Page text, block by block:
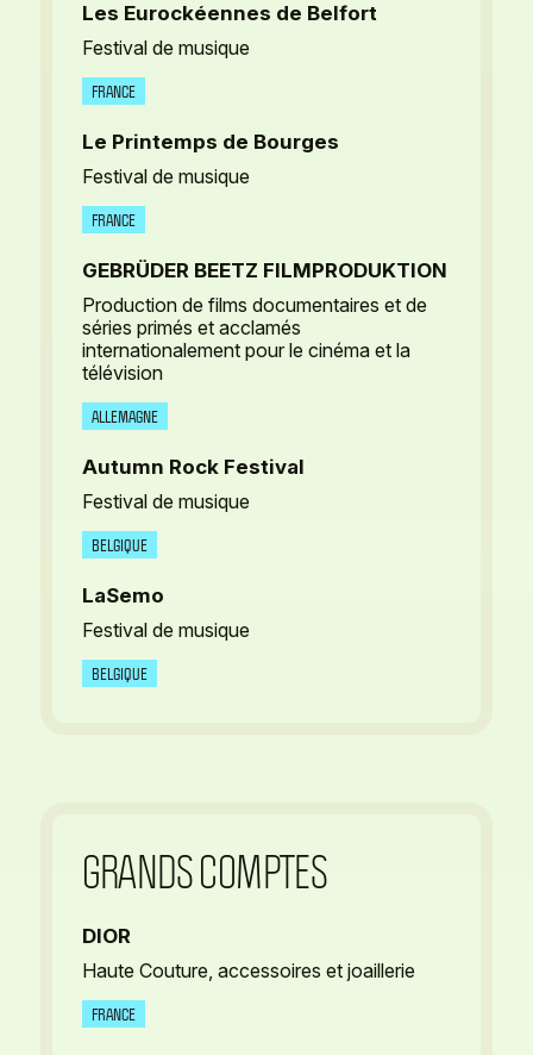
Les Eurockéennes de Belfort
Festival de musique
FRANCE
Le Printemps de Bourges
Festival de musique
FRANCE
GEBRÜDER BEETZ FILMPRODUKTION
Production de films documentaires et de
séries primés et acclamés
internationalement pour le cinéma et la
télévision
ALLEMAGNE
Autumn Rock Festival
Festival de musique
BELGIQUE
LaSemo
Festival de musique
BELGIQUE
GRANDS COMPTES
DIOR
Haute Couture, accessoires et joaillerie
FRANCE